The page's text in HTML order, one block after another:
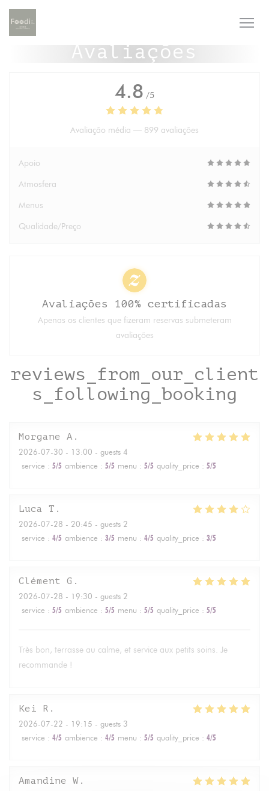
Painel de Gerenciamento de Cookies
Avaliações
reviews_from_our_client
s_following_booking
Morgane A
2026-07-30 - 13:00 - guests 4
service : 5/5 ambience : 5/5 menu : 5/5 quality_price : 5/5
Luca T
2026-07-28 - 20:45 - guests 2
service : 4/5 ambience : 3/5 menu : 4/5 quality_price : 3/5
Clément G
2026-07-28 - 19:30 - guests 2
service : 5/5 ambience : 5/5 menu : 5/5 quality_price : 5/5
Très bon, terrasse au calme, et service aux petits soins. Je
recommande !
Kei R
2026-07-22 - 19:15 - guests 3
service : 4/5 ambience : 4/5 menu : 5/5 quality_price : 4/5
Amandine W
4.8 /5
Avaliação média — 899 avaliações
Apoio
Atmosfera
Menus
Qualidade/Preço
Avaliações 100% certificadas
Apenas os clientes que fizeram reservas submeteram
avaliações